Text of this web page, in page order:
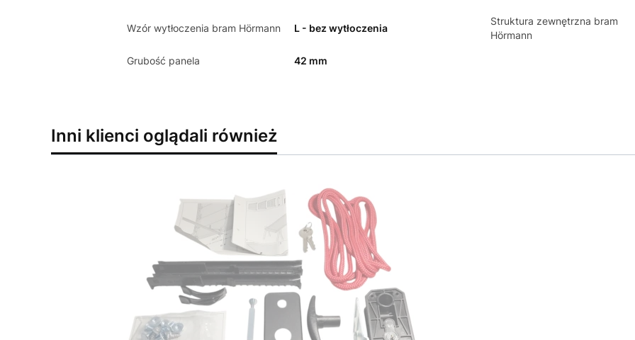
Wzór wytłoczenia bram Hörmann L - bez wytłoczenia
Struktura zewnętrzna bram
Hörmann
Grubość panela 42 mm
Inni klienci oglądali również